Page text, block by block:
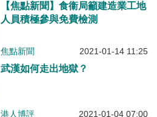
【焦點新聞】食衞局籲建造業工地
人員積極參與免費檢測
焦點新聞 2021-01-14 11:25
武漢如何走出地獄？
港人博評 2021-01-04 07:00